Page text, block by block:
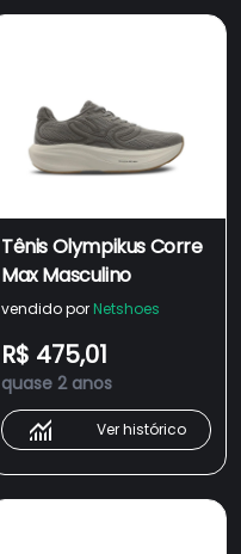
Tênis Olympikus Corre
Max Masculino
vendido por Netshoes
R$ 475,01
quase 2 anos
Ver histórico